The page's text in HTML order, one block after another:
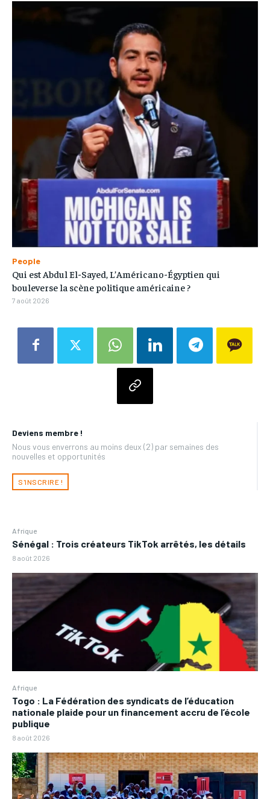
Deviens membre !
Nous vous enverrons au moins deux (2) par semaines des
nouvelles et opportunités
S'INSCRIRE !
Afrique
Sénégal : Trois créateurs TikTok arrêtés, les détails
8 août 2026
Afrique
Togo : La Fédération des syndicats de l’éducation
nationale plaide pour un financement accru de l’école
publique
8 août 2026
People
Qui est Abdul El-Sayed, L’Américano-Égyptien qui
bouleverse la scène politique américaine ?
7 août 2026